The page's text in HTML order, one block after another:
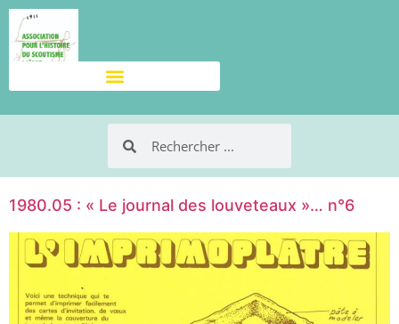
1980.05 : « Le journal des louveteaux »… n°6